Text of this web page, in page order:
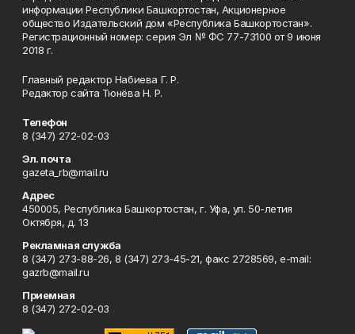
информации Республики Башкортостан, Акционерное
общество Издательский дом «Республика Башкортостан».
Регистрационный номер: серия Эл № ФС 77-73100 от 9 июня
2018 г.
Главный редактор Набиева Г. Р.
Редактор сайта Тюнёва Н. Р.
Телефон
8 (347) 272-02-03
Эл. почта
gazeta_rb@mail.ru
Адрес
450005, Республика Башкортостан, г. Уфа, ул. 50-летия
Октября, д. 13
Рекламная служба
8 (347) 273-88-26, 8 (347) 273-45-21, факс 2728569, e-mail:
gazrb@mail.ru
Приемная
8 (347) 272-02-03